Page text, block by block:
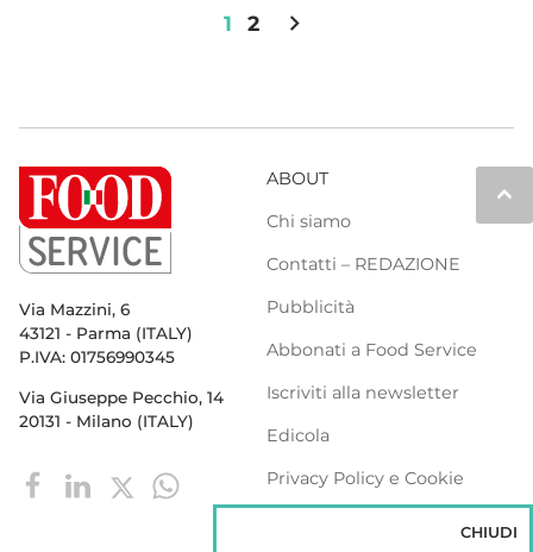
1 2 chevron_right
keyboard_arrow_up
Via Mazzini, 6
43121 - Parma (ITALY)
P.IVA: 01756990345
Via Giuseppe Pecchio, 14
20131 - Milano (ITALY)
ABOUT
Chi siamo
Contatti – REDAZIONE
Pubblicità
Abbonati a Food Service
Iscriviti alla newsletter
Edicola
Privacy Policy e Cookie
CHIUDI